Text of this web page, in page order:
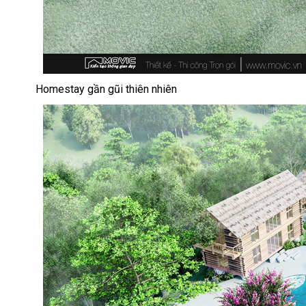
Homestay gần gũi thiên nhiên